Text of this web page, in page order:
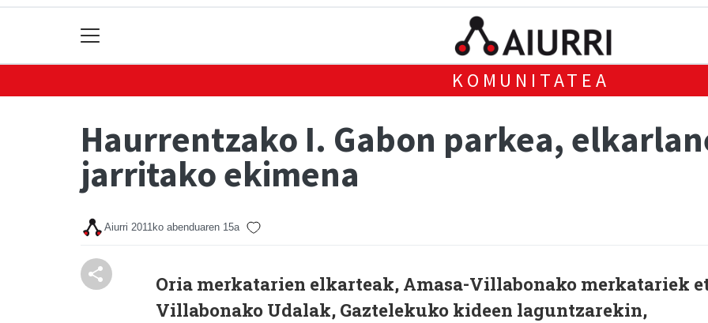
KOMUNITATEA
Haurrentzako I. Gabon parkea,
jarritako ekimena
Aiurri 2011ko abenduaren 15a
Oria merkatarien elkarteak, Amasa-Villabonako merkatariek
Villabonako Udalak, Gaztelekuko kideen laguntzarekin,